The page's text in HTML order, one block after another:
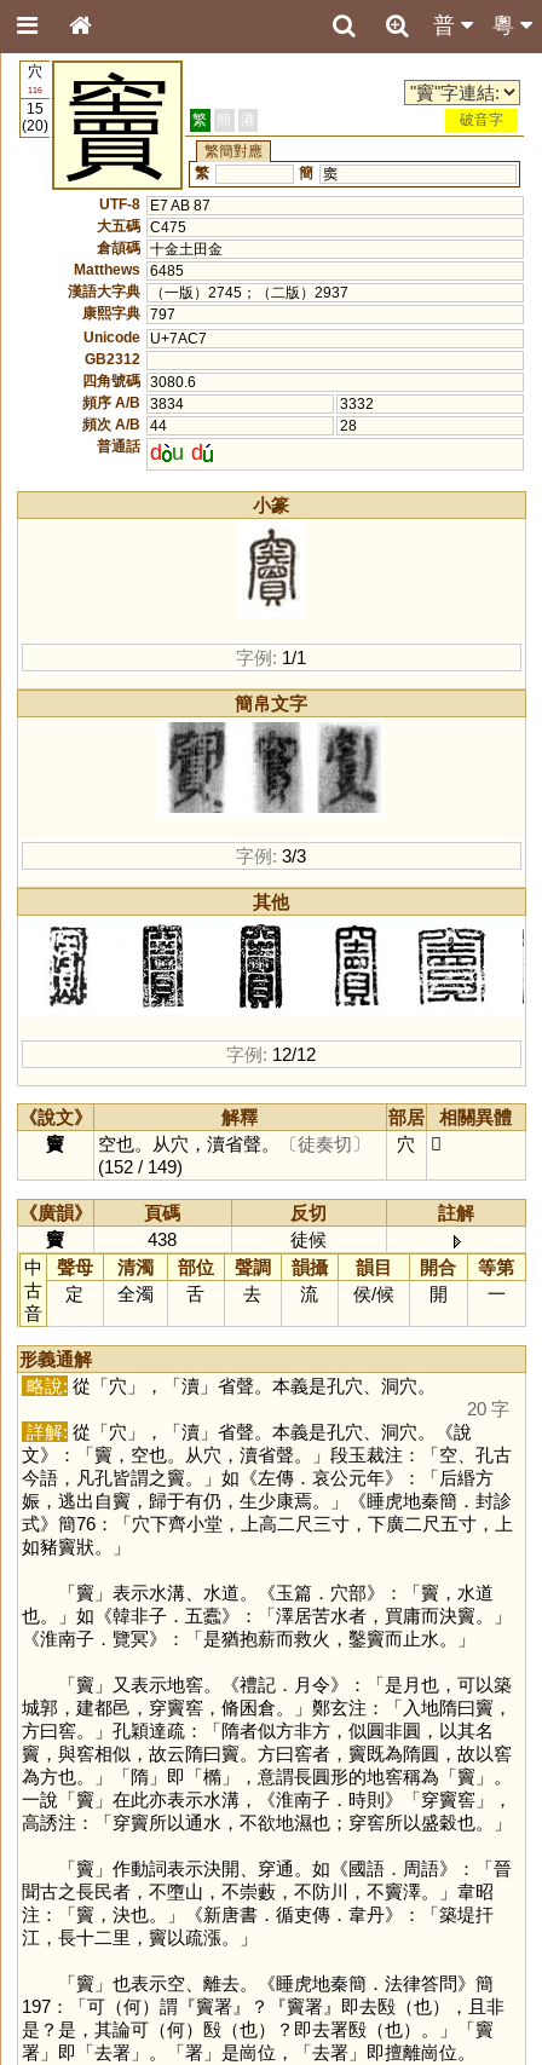
粵
普
穴
116
15
(20)
竇 繁 簡 港
破音字
繁簡對應
繁
簡 窦
UTF-8
E7 AB 87
大五碼 C475
倉頡碼 十金土田金
Matthews
6485
漢語大字典
（一版）2745；（二版）2937
康熙字典 797
Unicode
U+7AC7
GB2312
四角號碼 3080.6
頻序 A/B
3834
3332
頻次 A/B
44
28
普通話 d u d
小篆
字例: 1/1
簡帛文字
字例: 3/3
其他
字例: 12/12
《說文》 解釋 部居
相關異體
竇
空也。从穴，瀆省聲。
〔徒奏切〕
(152 / 149)
穴 𥩐
《廣韻》 頁碼 反切
註解
竇
438
徒候
中
古
音
聲母 清濁 部位 聲調 韻攝 韻目 開合
等第
定
全濁 舌 去 流 侯/候 開 一
形義通解
略說: 從「穴 」，「瀆」省聲。本義是孔穴、洞穴。
20 字
詳解: 從「穴 」，「瀆」省聲。本義是孔穴、洞穴。《說
文》：「竇，空也。从穴，瀆省聲。」段玉裁注：「空、孔古
今語，凡孔皆謂之竇。」如《左傳．哀公元年》：「后緡方
娠，逃出自竇，歸于有仍，生少康焉。」《睡虎地秦簡．封診
式》簡76：「穴下齊小堂，上高二尺三寸，下廣二尺五寸，上
如豬竇狀。」
「竇 」表示水溝、水道。《玉篇．穴部》：「竇，水道
也。」如《韓非子．五蠹》：「澤居苦水者，買庸而決竇。」
《淮南子．覽冥》：「是猶抱薪而救火，鑿竇而止水。」
「竇 」又表示地窖。《禮記．月令》：「是月也，可以築
城郭，建都邑，穿竇窖，脩囷倉。」鄭玄注：「入地隋曰竇，
方曰窖。」孔穎達疏：「隋者似方非方，似圓非圓，以其名
竇，與窖相似，故云隋曰竇。方曰窖者，竇既為隋圓，故以窖
為方也。」「隋」即「橢」，意謂長圓形的地窖稱為「竇 」。
一說「竇 」在此亦表示水溝，《淮南子．時則》「穿竇窖」，
高誘注：「穿竇所以通水，不欲地濕也；穿窖所以盛穀也。」
「竇 」作動詞表示決開、穿通。如《國語．周語》：「晉
聞古之長民者，不墮山，不崇藪，不防川，不竇澤。」韋昭
注：「竇，決也。」《新唐書．循吏傳．韋丹》：「築堤扞
江，長十二里，竇以疏漲。」
「竇 」也表示空、離去。《睡虎地秦簡．法律答問》簡
197：「可（何）謂『竇署』？『竇署』即去殹（也），且非
是？是，其論可（何）殹（也）？即去署殹（也）。」「竇
署」即「去署」。「署」是崗位，「去署」即擅離崗位。